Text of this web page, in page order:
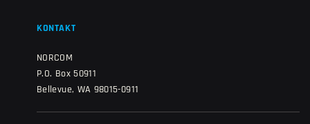
KONTAKT
NORCOM
P.O. Box 50911
Bellevue, WA 98015-0911